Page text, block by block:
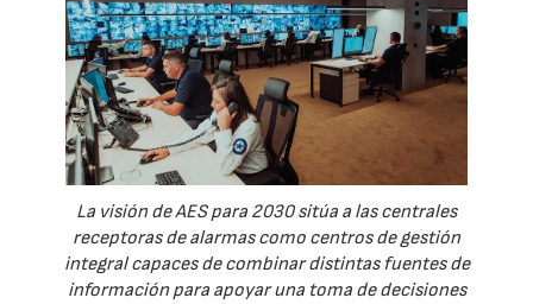
La visión de AES para 2030 sitúa a las centrales
receptoras de alarmas como centros de gestión
integral capaces de combinar distintas fuentes de
información para apoyar una toma de decisiones